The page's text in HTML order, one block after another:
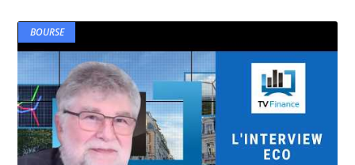
BOURSE